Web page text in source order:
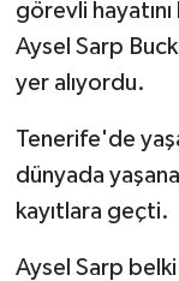
görevli
Aysel Sarp
yer alıyordu.
Tenerife'de
dünyada
kayıtlara geçti.
Aysel Sarp